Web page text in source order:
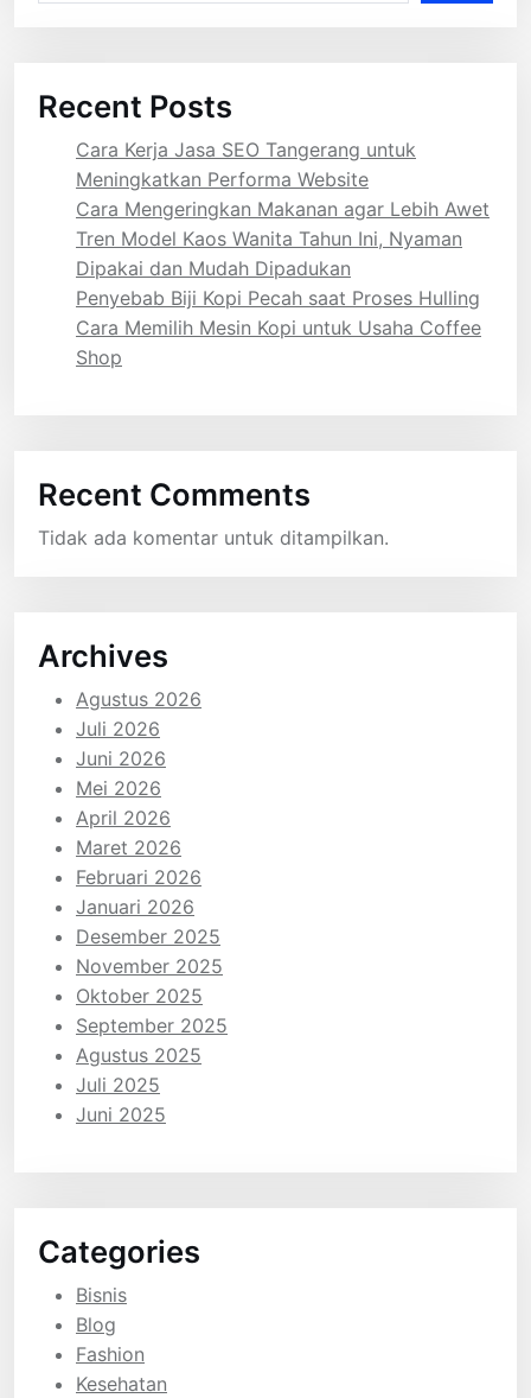
Recent Posts
Cara Kerja Jasa SEO Tangerang untuk
Meningkatkan Performa Website
Cara Mengeringkan Makanan agar Lebih Awet
Tren Model Kaos Wanita Tahun Ini, Nyaman
Dipakai dan Mudah Dipadukan
Penyebab Biji Kopi Pecah saat Proses Hulling
Cara Memilih Mesin Kopi untuk Usaha Coffee
Shop
Recent Comments
Tidak ada komentar untuk ditampilkan.
Archives
Agustus 2026
Juli 2026
Juni 2026
Mei 2026
April 2026
Maret 2026
Februari 2026
Januari 2026
Desember 2025
November 2025
Oktober 2025
September 2025
Agustus 2025
Juli 2025
Juni 2025
Categories
Bisnis
Blog
Fashion
Kesehatan